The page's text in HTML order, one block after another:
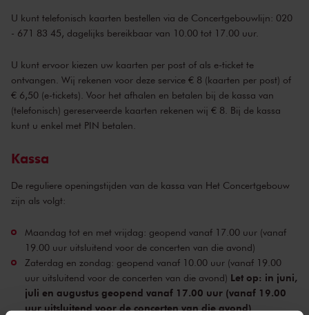
U kunt telefonisch kaarten bestellen via de Concertgebouwlijn: 020
- 671 83 45, dagelijks bereikbaar van 10.00 tot 17.00 uur.
U kunt ervoor kiezen uw kaarten per post of als e-ticket te
ontvangen. Wij rekenen voor deze service € 8 (kaarten per post) of
€ 6,50 (e-tickets). Voor het afhalen en betalen bij de kassa van
(telefonisch) gereserveerde kaarten rekenen wij € 8. Bij de kassa
kunt u enkel met PIN betalen.
Kassa
De reguliere openingstijden van de kassa van Het Concertgebouw
zijn als volgt:
Maandag tot en met vrijdag: geopend vanaf 17.00 uur (vanaf
19.00 uur uitsluitend voor de concerten van die avond)
Zaterdag en zondag: geopend vanaf 10.00 uur (vanaf 19.00
uur uitsluitend voor de concerten van die avond) Let op: in juni,
juli en augustus geopend vanaf 17.00 uur (vanaf 19.00
uur uitsluitend voor de concerten van die avond)